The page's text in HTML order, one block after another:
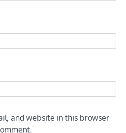
and website in this browser